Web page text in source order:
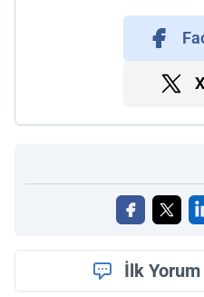
İlk Yorum